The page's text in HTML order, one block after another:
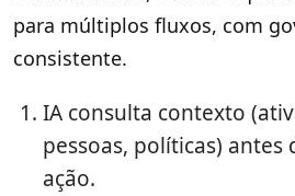
para múltiplos fluxos, com
consistente.
IA consulta contexto
pessoas, políticas)
ação.